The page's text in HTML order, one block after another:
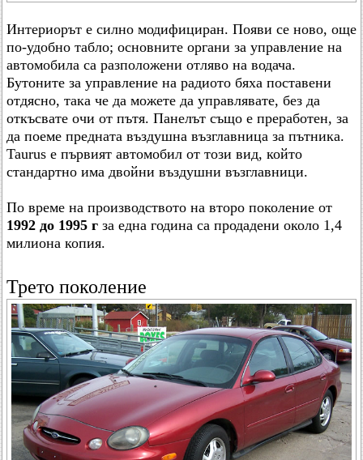
Интериорът е силно модифициран. Появи се ново, още
по-удобно табло; основните органи за управление на
автомобила са разположени отляво на водача.
Бутоните за управление на радиото бяха поставени
отдясно, така че да можете да управлявате, без да
откъсвате очи от пътя. Панелът също е преработен, за
да поеме предната въздушна възглавница за пътника.
Taurus е първият автомобил от този вид, който
стандартно има двойни въздушни възглавници.
По време на производството на второ поколение от
1992 до 1995 г за една година са продадени около 1,4
милиона копия.
Трето поколение